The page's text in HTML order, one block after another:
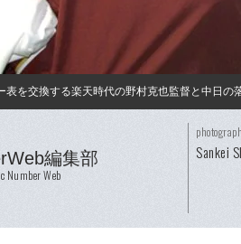
表を交換する楽天時代の野村克也監督と中日の
編集部
Number Web
Sankei